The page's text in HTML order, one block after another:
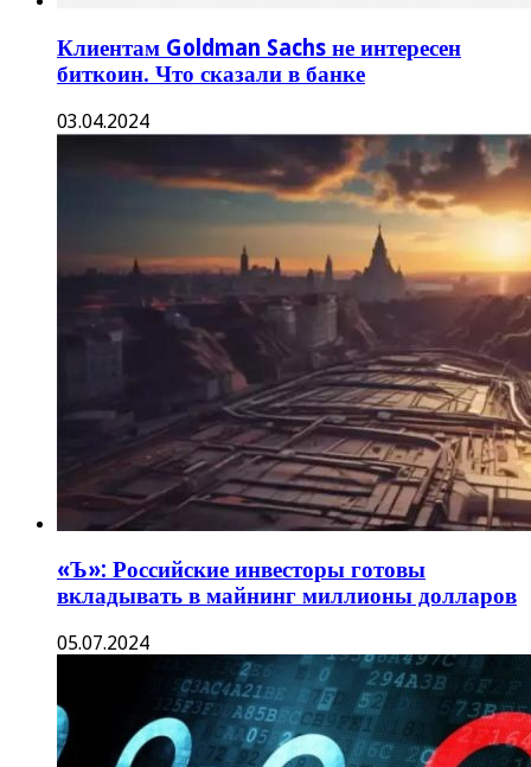
Клиентам Goldman Sachs не интересен
биткоин. Что сказали в банке
03.04.2024
«Ъ»: Российские инвесторы готовы
вкладывать в майнинг миллионы долларов
05.07.2024